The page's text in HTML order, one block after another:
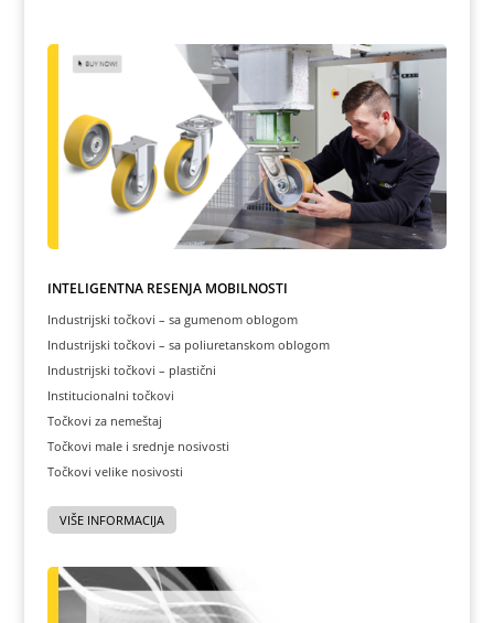
INTELIGENTNA REŠENJA MOBILNOSTI
Industrijski točkovi – sa gumenom oblogom
Industrijski točkovi – sa poliuretanskom oblogom
Industrijski točkovi – plastični
Institucionalni točkovi
Točkovi za nemeštaj
Točkovi male i srednje nosivosti
Točkovi velike nosivosti
VIŠE INFORMACIJA